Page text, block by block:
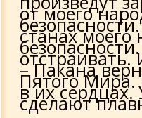
от моего
станах моего
отстраивать.
– Пакана
Пятого Мира.
в их
сделают